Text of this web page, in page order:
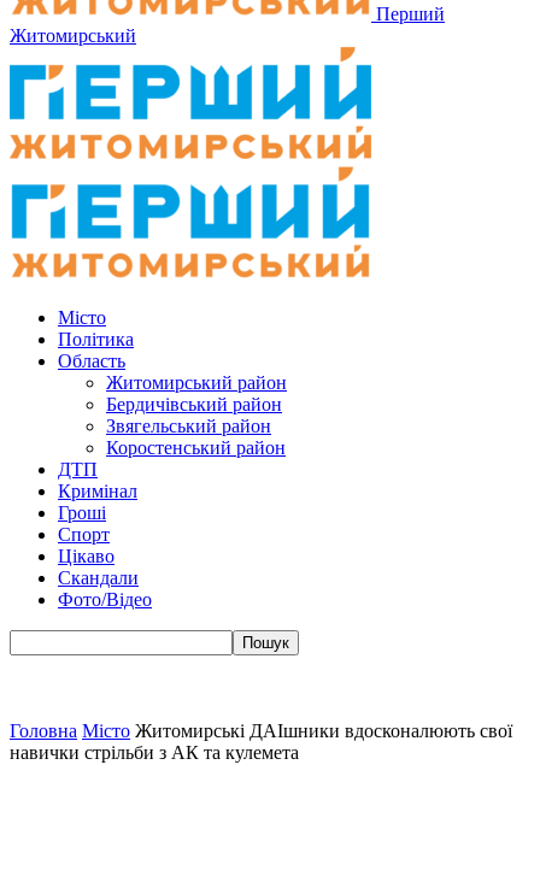
Перший
Житомирський
Місто
Політика
Область
Житомирський район
Бердичівський район
Звягельський район
Коростенський район
ДТП
Кримінал
Гроші
Спорт
Цікаво
Скандали
Фото/Відео
Головна Місто Житомирські ДАІшники вдосконалюють свої
навички стрільби з АК та кулемета